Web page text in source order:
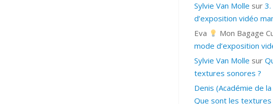
Sylvie Van Molle sur 3.
d’exposition vidéo
Eva
Mon Bagage
mode d’exposition
Sylvie Van Molle sur
textures sonores ?
Denis (Académie de la
Que sont les textures